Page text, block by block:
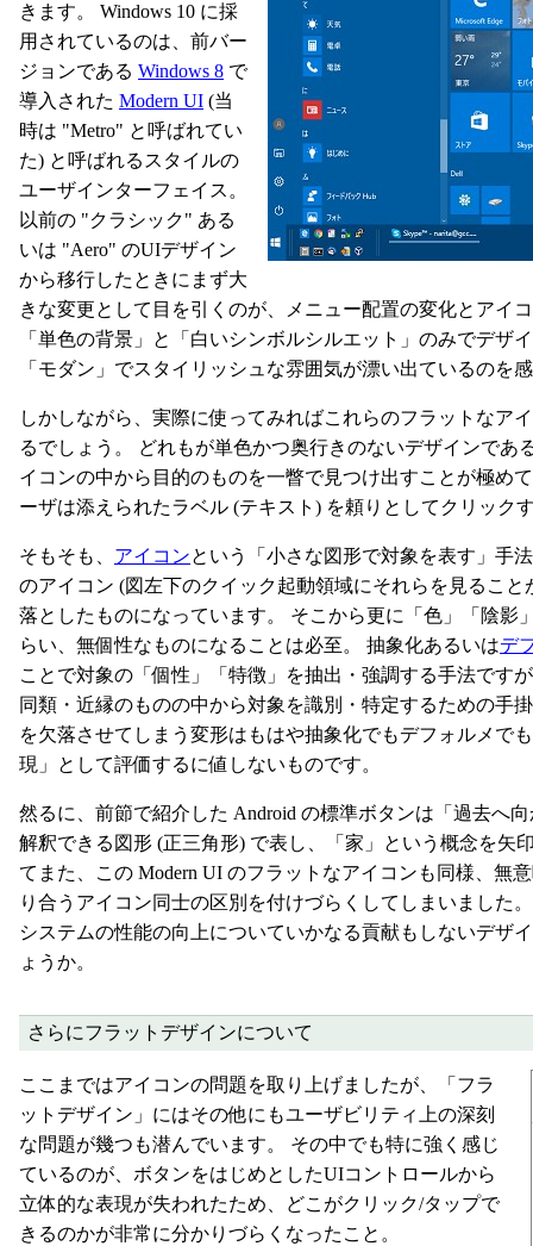
きます。 Windows 10 に採
用されているのは、前バー
ジョンである Windows 8 で
導入された Modern UI (当
時は "Metro" と呼ばれてい
た) と呼ばれるスタイルの
ユーザインターフェイス。
以前の "クラシック" ある
いは "Aero" のUIデザイン
から移行したときにまず大
きな変更として目を引くのが、メニュー配置の変化とアイ
「単色の背景」と「白いシンボルシルエット」のみでデザ
「モダン」でスタイリッシュな雰囲気が漂い出ているのを
しかしながら、実際に使ってみればこれらのフラットなア
るでしょう。 どれもが単色かつ奥行きのないデザインで
イコンの中から目的のものを一瞥で見つけ出すことが極め
ーザは添えられたラベル (テキスト) を頼りとしてクリック
そもそも、 アイコンという「小さな図形で対象を表す」手
のアイコン (図左下のクイック起動領域にそれらを見るこ
落としたものになっています。 そこから更に「色」「陰影
らい、無個性なものになることは必至。 抽象化あるいはデ
ことで対象の「個性」「特徴」を抽出・強調する手法です
同類・近縁のものの中から対象を識別・特定するための手
を欠落させてしまう変形はもはや抽象化でもデフォルメで
現」として評価するに値しないものです。
然るに、前節で紹介した Android の標準ボタンは「過去へ
解釈できる図形 (正三角形) で表し、「家」という概念を矢
てまた、この Modern UI のフラットなアイコンも同様、無
り合うアイコン同士の区別を付けづらくしてしまいました
システムの性能の向上についていかなる貢献もしないデザ
ょうか。
さらにフラットデザインについて
ここまではアイコンの問題を取り上げましたが、「フラ
ットデザイン」にはその他にもユーザビリティ上の深刻
な問題が幾つも潜んでいます。 その中でも特に強く感じ
ているのが、ボタンをはじめとしたUIコントロールから
立体的な表現が失われたため、どこがクリック/タップで
きるのかが非常に分かりづらくなったこと。